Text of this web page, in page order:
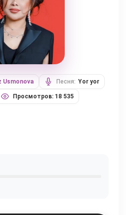
Usmonova Песня: Yor yor
Просмотров: 18 535